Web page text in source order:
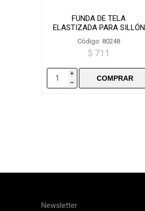
FUNDA DE TELA
ELASTIZADA PARA SILLÓN
2 PLAZAS FS002
Código: 80248
$ 711
i
h
Newsletter